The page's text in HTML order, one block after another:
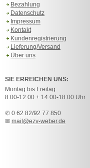
Bezahlung
Datenschutz
Impressum
Kontakt
Kundenregistrierung
Lieferung/Versand
Über uns
SIE ERREICHEN UNS:
Montag bis Freitag
8:00-12:00 + 14:00-18:00 Uhr
✆ 0 62 82/92 77 850
✉ mail@ezv-weber.de